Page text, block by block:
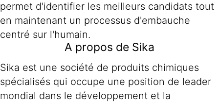
permet d'identifier les meilleurs candidats tout
en maintenant un processus d'embauche
centré sur l'humain.
A propos de Sika
Sika est une société de produits chimiques
spécialisés qui occupe une position de leader
mondial dans le développement et la